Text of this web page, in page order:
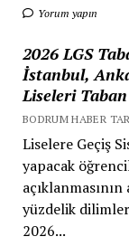
Yorum yapın
2026 LGS
İstanbul,
Liseleri
BODRUM HABER
Liselere Geçiş
yapacak
yüzdelik
2026...